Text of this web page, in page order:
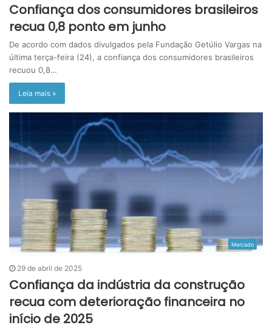
Confiança dos consumidores brasileiros
recua 0,8 ponto em junho
De acordo com dados divulgados pela Fundação Getúlio Vargas na
última terça-feira (24), a confiança dos consumidores brasileiros
recuou 0,8…
Leia mais »
Mercado
29 de abril de 2025
Confiança da indústria da construção
recua com deterioração financeira no
início de 2025